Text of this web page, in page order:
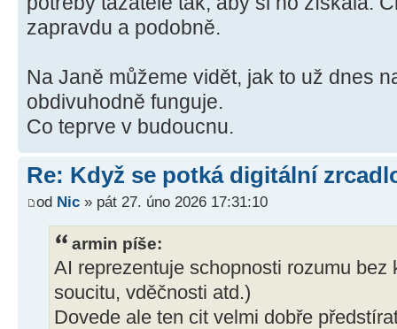
zapravdu a podobně.
Na Janě můžeme vidět, jak to už dnes
obdivuhodně funguje.
Co teprve v budoucnu.
Re: Když se potká digitální
od Nic » pát 27. úno 2026 17:31:10
armin píše:
AI reprezentuje schopnosti rozumu bez
soucitu, vděčnosti atd.)
Dovede ale ten cit velmi dobře